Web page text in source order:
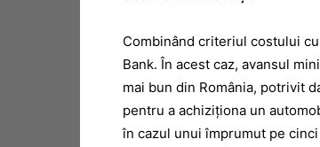
Combinând criteriul costului
Bank. În acest caz, avansul
mai bun din România, potrivit
pentru a achiziționa un
în cazul unui împrumut pe